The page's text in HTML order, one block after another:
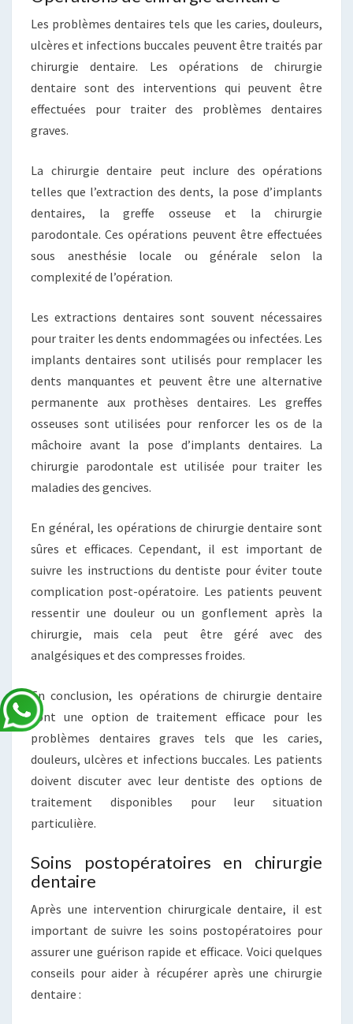
Les problèmes dentaires tels que les caries, douleurs,
ulcères et infections buccales peuvent être traités par
chirurgie dentaire. Les opérations de chirurgie
dentaire sont des interventions qui peuvent être
effectuées pour traiter des problèmes dentaires
graves.
La chirurgie dentaire peut inclure des opérations
telles que l’extraction des dents, la pose d’implants
dentaires, la greffe osseuse et la chirurgie
parodontale. Ces opérations peuvent être effectuées
sous anesthésie locale ou générale selon la
complexité de l’opération.
Les extractions dentaires sont souvent nécessaires
pour traiter les dents endommagées ou infectées. Les
implants dentaires sont utilisés pour remplacer les
dents manquantes et peuvent être une alternative
permanente aux prothèses dentaires. Les greffes
osseuses sont utilisées pour renforcer les os de la
mâchoire avant la pose d’implants dentaires. La
chirurgie parodontale est utilisée pour traiter les
maladies des gencives.
En général, les opérations de chirurgie dentaire sont
sûres et efficaces. Cependant, il est important de
suivre les instructions du dentiste pour éviter toute
complication post-opératoire. Les patients peuvent
ressentir une douleur ou un gonflement après la
chirurgie, mais cela peut être géré avec des
analgésiques et des compresses froides.
En conclusion, les opérations de chirurgie dentaire
sont une option de traitement efficace pour les
problèmes dentaires graves tels que les caries,
douleurs, ulcères et infections buccales. Les patients
doivent discuter avec leur dentiste des options de
traitement disponibles pour leur situation
particulière.
Soins postopératoires en chirurgie
dentaire
Après une intervention chirurgicale dentaire, il est
important de suivre les soins postopératoires pour
assurer une guérison rapide et efficace. Voici quelques
conseils pour aider à récupérer après une chirurgie
dentaire :